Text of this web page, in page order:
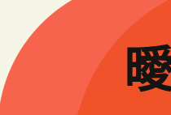
要
內
容